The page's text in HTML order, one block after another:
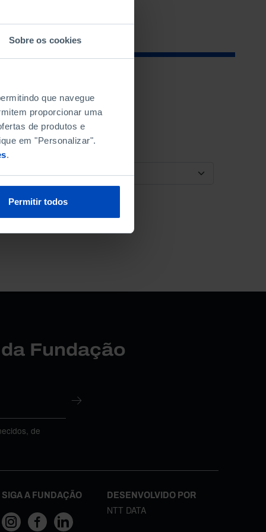
Sobre os cookies
que navegue
proporcionar uma
de produtos e
em "Personalizar".
.
Permitir todos
ORDENAR POR
Fundação
de
SIGA A FUNDAÇÃO DESENVOLVIDO POR
NTT DATA